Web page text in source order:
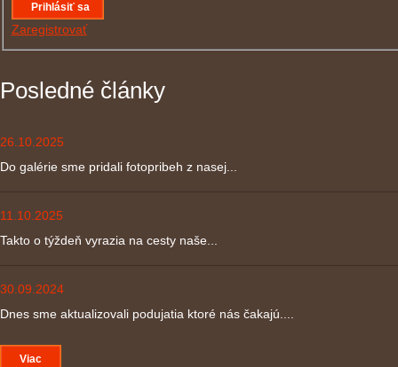
Prihlásiť sa
Zaregistrovať
Posledné články
26.10.2025
Do galérie sme pridali fotopribeh z nasej...
11.10.2025
Takto o týždeň vyrazia na cesty naše...
30.09.2024
Dnes sme aktualizovali podujatia ktoré nás čakajú....
Viac